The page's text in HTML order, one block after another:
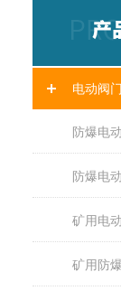
电动阀
防爆电
防爆电
矿用电
矿用防